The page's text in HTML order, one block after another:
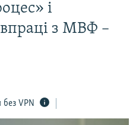
і
з МВФ –
без VPN